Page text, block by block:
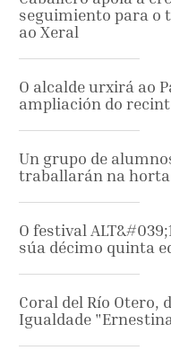
seguimiento para o
ao Xeral
O alcalde urxirá ao
ampliación do
Un grupo de
traballarán na horta
O festival
súa décimo quinta
Coral del Río Otero,
Igualdade